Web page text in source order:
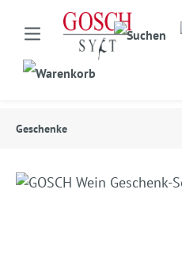
Geschenke
Bildergalerie überspringen